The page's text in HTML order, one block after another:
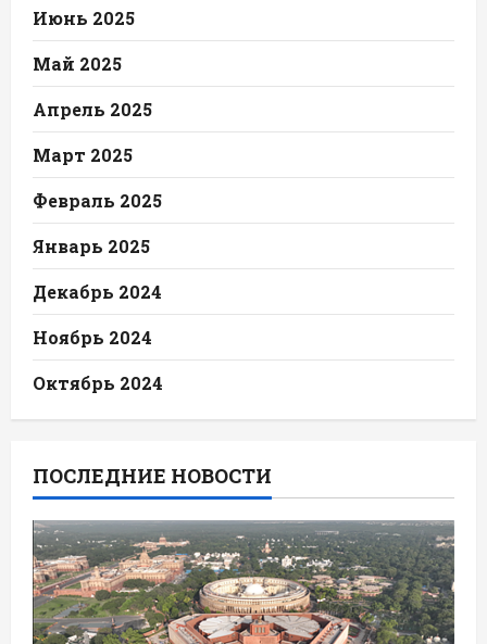
Июнь 2025
Май 2025
Апрель 2025
Март 2025
Февраль 2025
Январь 2025
Декабрь 2024
Ноябрь 2024
Октябрь 2024
ПОСЛЕДНИЕ НОВОСТИ